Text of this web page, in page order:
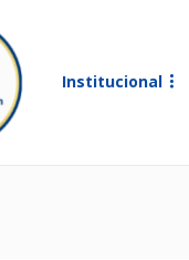
Institucional